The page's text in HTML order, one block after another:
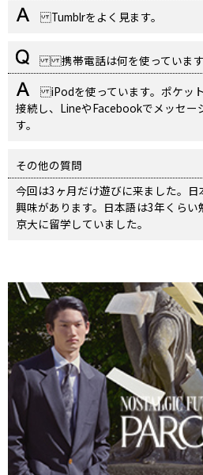
Tumblrをよく見ます。
携帯電話は何を使っています
iPodを使っています。ポケッ
接続し、LineやFacebookでメッセー
す。
その他の質問
今回は3ヶ月だけ遊びに来ました。
興味があります。日本語は3年くら
京大に留学していました。